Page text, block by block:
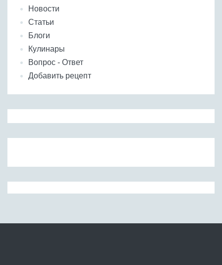
Новости
Статьи
Блоги
Кулинары
Вопрос - Ответ
Добавить рецепт